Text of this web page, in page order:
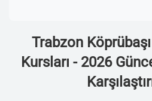
Trabzon
Kursları - 2026